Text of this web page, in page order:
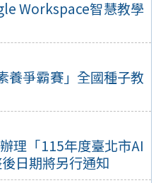
Workspace智慧教學
養爭霸賽」全國種子教
理「115年度臺北市AI
日期將另行通知